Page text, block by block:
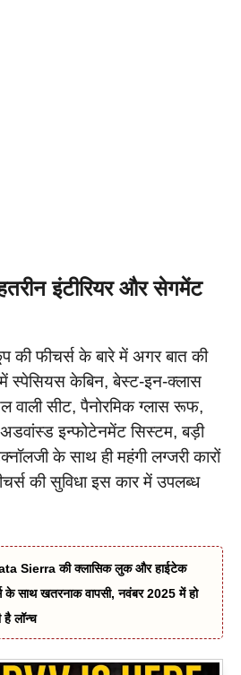
इंटीरियर और सेगमेंट
फीचर्स के बारे में अगर बात की
स्पेसियस केबिन, बेस्ट-इन-क्लास
वाली सीट, पैनोरमिक ग्लास रूफ,
इन्फोटेनमेंट सिस्टम, बड़ी
के साथ ही महंगी लग्जरी कारों
की सुविधा इस कार में उपलब्ध
Sierra की क्लासिक लुक और हाईटेक
के साथ खतरनाक वापसी, नवंबर 2025 में हो
लॉन्च